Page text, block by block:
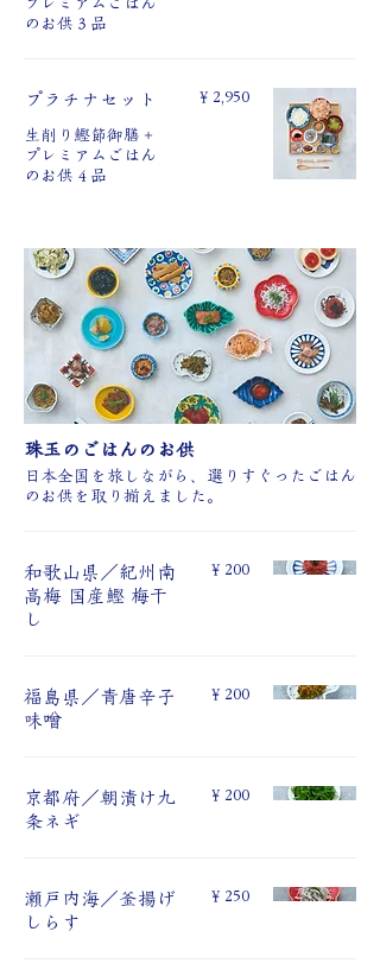
プレミアムごはん
のお供３品
プラチナセット
⽣削り鰹節御膳＋
プレミアムごはん
のお供４品
￥2,950
珠玉のごはんのお供
日本全国を旅しながら、選りすぐったごはん
のお供を取り揃えました。
和歌山県／紀州南
高梅 国産鰹 梅⼲
し
￥200
福島県／⻘唐⾟⼦
味噌
￥200
京都府／朝漬け九
条ネギ
￥200
瀬⼾内海／釜揚げ
しらす
￥250